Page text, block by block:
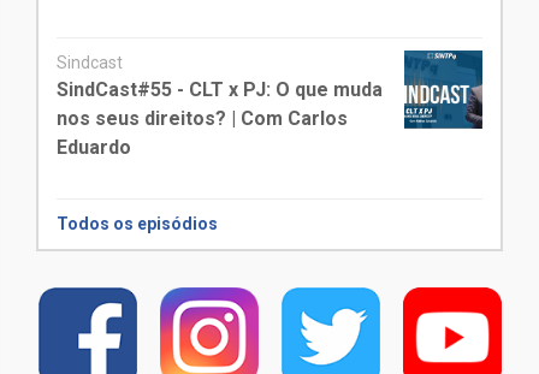
Sindcast
SindCast#55 - CLT x PJ: O que muda
nos seus direitos? | Com Carlos
Eduardo
Todos os episódios